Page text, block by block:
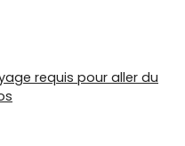
requis pour aller du